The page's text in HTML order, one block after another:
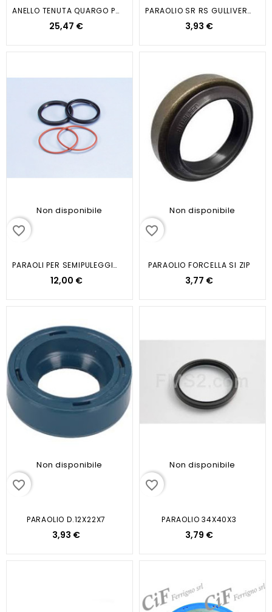
ANELLO TENUTA QUARGO PORTER
25,47 €
PARAOLIO SR RS GULLIVER 50 20X40X7
3,93 €
Non disponibile
favorite_border
PARAOLI PER SEMIPULEGGIA MOBILE...
12,00 €
Non disponibile
favorite_border
PARAOLIO FORCELLA SI ZIP
3,77 €
Non disponibile
favorite_border
PARAOLIO D.12X22X7
3,93 €
Non disponibile
favorite_border
PARAOLIO 34X40X3
3,79 €